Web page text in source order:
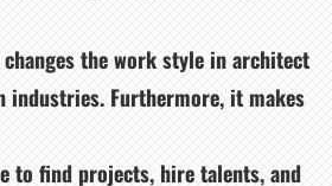
the work style in architect
industries. Furthermore, it makes
to find projects, hire talents, and